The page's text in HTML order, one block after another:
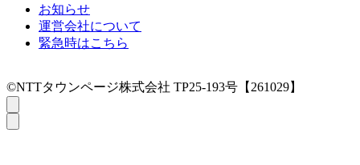
お知らせ
運営会社について
緊急時はこちら
©NTTタウンページ株式会社 TP25-193号【261029】